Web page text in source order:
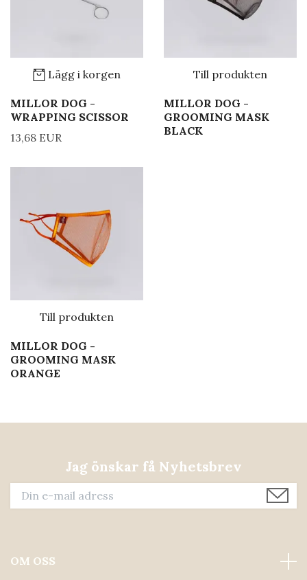
Lägg i korgen
MILLOR DOG -
WRAPPING SCISSOR
13,68 EUR
Till produkten
MILLOR DOG -
GROOMING MASK
BLACK
Till produkten
MILLOR DOG -
GROOMING MASK
ORANGE
Jag önskar få Nyhetsbrev
OM OSS